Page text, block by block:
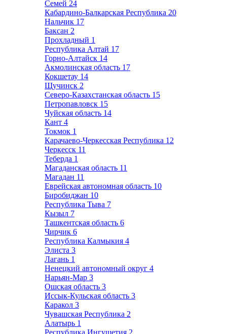
Семей 24
Кабардино-Балкарская Республика 20
Нальчик 17
Баксан 2
Прохладный 1
Республика Алтай 17
Горно-Алтайск 14
Акмолинская область 17
Кокшетау 14
Щучинск 2
Северо-Казахстанская область 15
Петропавловск 15
Чуйская область 14
Кант 4
Токмок 1
Карачаево-Черкесская Республика 12
Черкесск 11
Теберда 1
Магаданская область 11
Магадан 11
Еврейская автономная область 10
Биробиджан 10
Республика Тыва 7
Кызыл 7
Ташкентская область 6
Чирчик 6
Республика Калмыкия 4
Элиста 3
Лагань 1
Ненецкий автономный округ 4
Нарьян-Мар 3
Ошская область 3
Иссык-Кульская область 3
Каракол 3
Чувашская Республика 2
Алатырь 1
Республика Ингушетия 2